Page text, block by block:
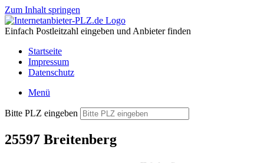
Zum Inhalt springen
Einfach Postleitzahl eingeben und Anbieter finden
Startseite
Impressum
Datenschutz
Menü
Bitte PLZ eingeben
25597 Breitenberg